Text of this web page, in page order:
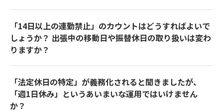
「14日以上の連勤禁止」のカウントはどうすればよいで
しょうか？ 出張中の移動日や振替休日の取り扱いは変わ
りますか？
「法定休日の特定」が義務化されると聞きましたが、
「週1日休み」というあいまいな運用ではいけません
か？